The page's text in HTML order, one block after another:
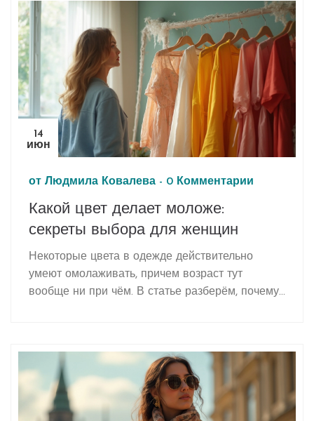
советы по выбору и расскажем о тенденциях
последних сезонов. Даже базовый лук с
правильными деталями будет выглядеть модно.
Всё — без сложных терминов и длинных
объяснений.
14
июн
от Людмила Ковалева - 0 Комментарии
Какой цвет делает моложе:
секреты выбора для женщин
Некоторые цвета в одежде действительно
умеют омолаживать, причем возраст тут
вообще ни при чём. В статье разберём, почему
основываясь на вашем типе внешности и
настроении. Поделюсь советами стилистов и
ловкими лайфхаками, чтобы одежда делала
лицо свежим и сияющим. Узнайте, кого на